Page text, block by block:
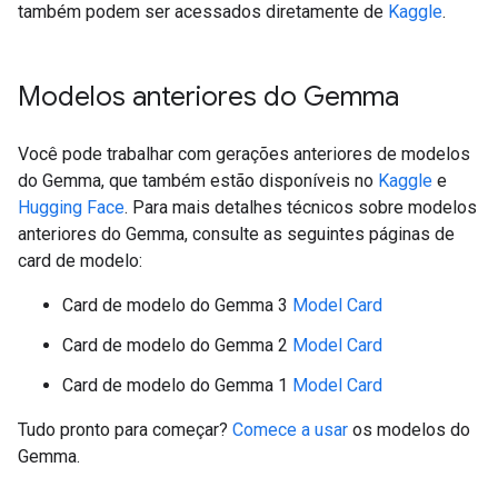
também podem ser acessados diretamente de Kaggle.
Modelos anteriores do Gemma
Você pode trabalhar com gerações anteriores de modelos
do Gemma, que também estão disponíveis no Kaggle e
Hugging Face. Para mais detalhes técnicos sobre modelos
anteriores do Gemma, consulte as seguintes páginas de
card de modelo:
Card de modelo do Gemma 3 Model Card
Card de modelo do Gemma 2 Model Card
Card de modelo do Gemma 1 Model Card
Tudo pronto para começar? Comece a usar os modelos do
Gemma.